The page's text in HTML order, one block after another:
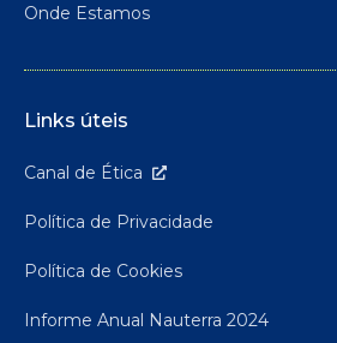
Onde Estamos
Links úteis
Canal de Ética
Política de Privacidade
Política de Cookies
Informe Anual Nauterra 2024